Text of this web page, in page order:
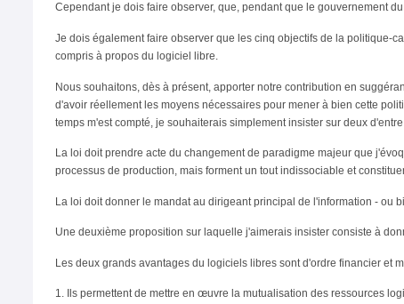
Cependant je dois faire observer, que, pendant que le gouvernement
Je dois également faire observer que les cinq objectifs de la politique-
compris à propos du logiciel libre.
Nous souhaitons, dès à présent, apporter notre contribution en
d'avoir réellement les moyens nécessaires pour mener à bien cette
temps m'est compté, je souhaiterais simplement insister sur deux
La loi doit prendre acte du changement de paradigme majeur que
processus de production, mais forment un tout indissociable et
La loi doit donner le mandat au dirigeant principal de l'information - ou
Une deuxième proposition sur laquelle j'aimerais insister consiste à
Les deux grands avantages du logiciels libres sont d'ordre financier et
1. Ils permettent de mettre en œuvre la mutualisation des ressources